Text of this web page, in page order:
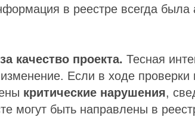
в реестре всегда была
качество проекта. Тесная
Если в ходе проверки
критические нарушения,
могут быть направлены в